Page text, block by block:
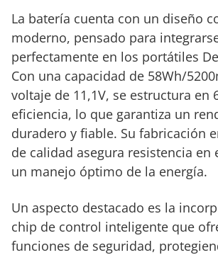
La batería cuenta con un diseño
moderno, pensado para
perfectamente en los portátiles
Con una capacidad de 58Wh/
voltaje de 11,1V, se estructura en
eficiencia, lo que garantiza un
duradero y fiable. Su fabricación
de calidad asegura resistencia en
un manejo óptimo de la energía.
Un aspecto destacado es la
chip de control inteligente que
funciones de seguridad,